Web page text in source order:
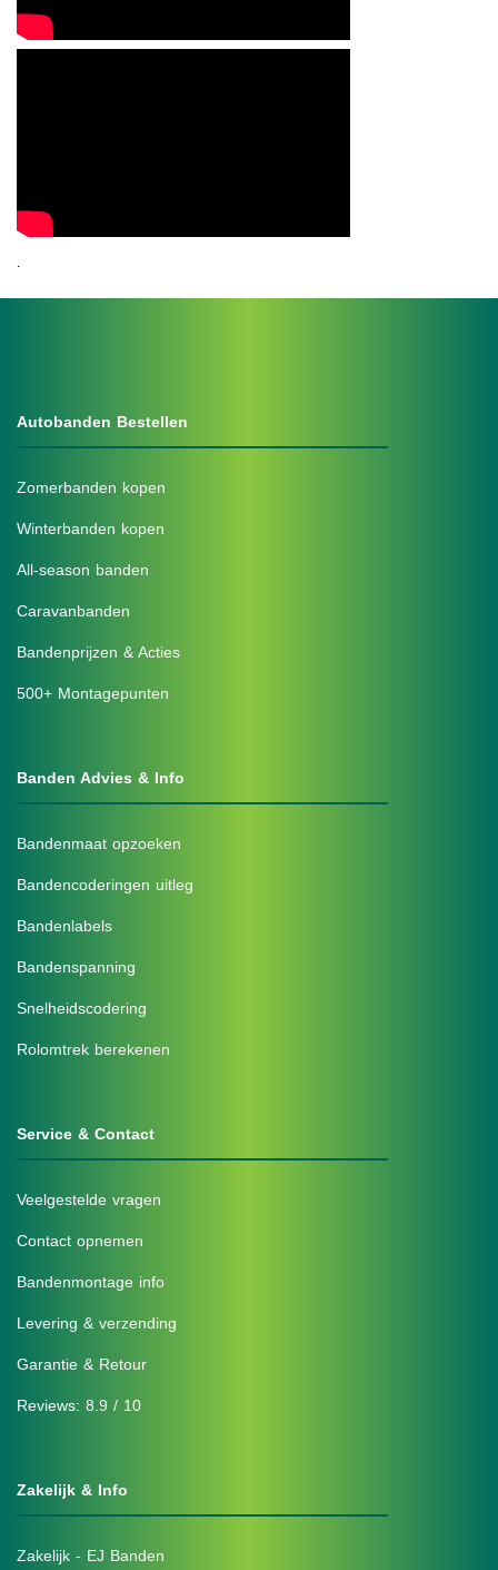
.
Autobanden Bestellen
Zomerbanden kopen
Winterbanden kopen
All-season banden
Caravanbanden
Bandenprijzen & Acties
500+ Montagepunten
Banden Advies & Info
Bandenmaat opzoeken
Bandencoderingen uitleg
Bandenlabels
Bandenspanning
Snelheidscodering
Rolomtrek berekenen
Service & Contact
Veelgestelde vragen
Contact opnemen
Bandenmontage info
Levering & verzending
Garantie & Retour
Reviews: 8.9 / 10
Zakelijk & Info
Zakelijk - EJ Banden